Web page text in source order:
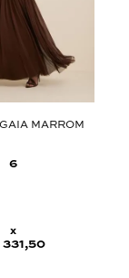
MARROM
6
x
331,50